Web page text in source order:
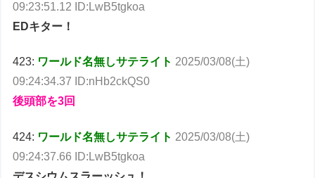
09:23:51.12 ID:LwB5tgkoa
EDキター！
423: ワールド名無しサテライト 2025/03/08(土)
09:24:34.37 ID:nHb2ckQS0
後頭部を3回
424: ワールド名無しサテライト 2025/03/08(土)
09:24:37.66 ID:LwB5tgkoa